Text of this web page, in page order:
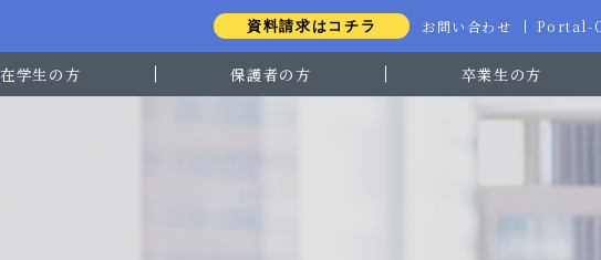
資料請求はコチラ お問い合わせ Portal-
在学生の方 保護者の方 卒業生の方